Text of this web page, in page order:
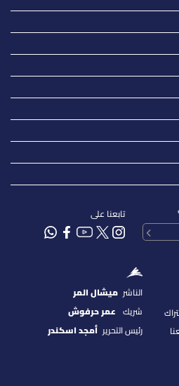
تابعنا على
الناشر ميشال المر
شريك عمر حرفوش
رئيس التحرير أمجد اسكندر